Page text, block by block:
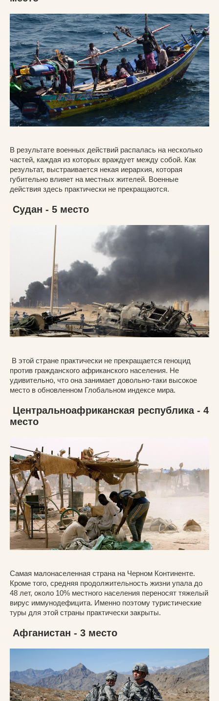
В результате военных действий распалась на несколько
частей, каждая из которых враждует между собой. Как
результат, выстраивается некая иерархия, которая
губительно влияет на местных жителей. Военные
действия здесь практически не прекращаются.
Судан - 5 место
В этой стране практически не прекращается геноцид
против гражданского африканского населения. Не
удивительно, что она занимает довольно-таки высокое
место в обновленном Глобальном индексе мира.
Центральноафриканская республика - 4
место
Самая малонаселенная страна на Черном Континенте.
Кроме того, средняя продолжительность жизни упала до
48 лет, около 10% местного населения переносят тяжелый
вирус иммунодефицита. Именно поэтому туристические
туры для этой страны практически закрыты.
Афганистан - 3 место